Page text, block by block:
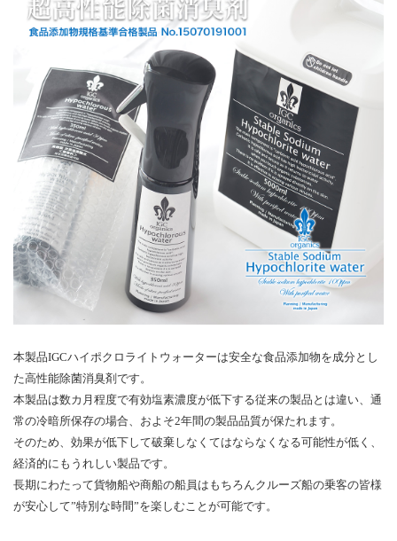
本製品IGCハイポクロライトウォーターは安全な食品添加物を成分とし
た高性能除菌消臭剤です。
本製品は数カ月程度で有効塩素濃度が低下する従来の製品とは違い、通
常の冷暗所保存の場合、およそ2年間の製品品質が保たれます。
そのため、効果が低下して破棄しなくてはならなくなる可能性が低く、
経済的にもうれしい製品です。
長期にわたって貨物船や商船の船員はもちろんクルーズ船の乗客の皆様
が安心して”特別な時間”を楽しむことが可能です。